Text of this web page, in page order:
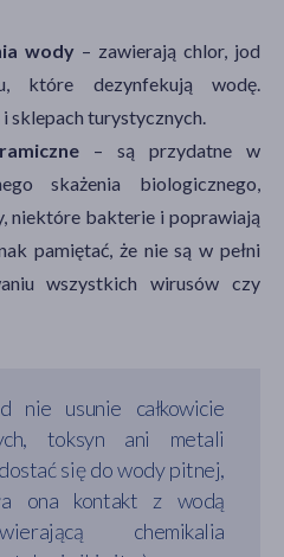
wody – zawierają chlor, jod
które dezynfekują wodę.
sklepach turystycznych.
– są przydatne w
skażenia biologicznego,
niektóre bakterie i poprawiają
pamiętać, że nie są w pełni
wszystkich wirusów czy
nie usunie całkowicie
toksyn ani metali
się do wody pitnej,
ona kontakt z wodą
chemikalia